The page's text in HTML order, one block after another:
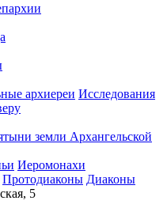
архиереи Исследования
земли Архангельской
Иеромонахи
Протодиаконы Диаконы
5